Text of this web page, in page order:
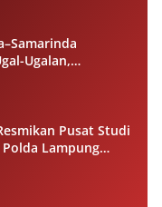
Ugalan,
Layanan
Pusat Studi
Lampung
Publik